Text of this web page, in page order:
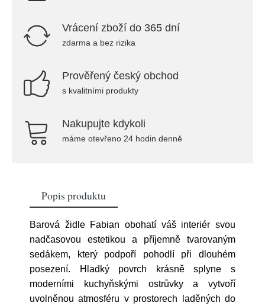
Vrácení zboží do 365 dní
zdarma a bez rizika
Prověřený český obchod
s kvalitními produkty
Nakupujte kdykoli
máme otevřeno 24 hodin denně
Popis produktu
Barová židle Fabian obohatí váš interiér svou
nadčasovou estetikou a příjemně tvarovaným
sedákem, který podpoří pohodlí při dlouhém
posezení. Hladký povrch krásně splyne s
moderními kuchyňskými ostrůvky a vytvoří
uvolněnou atmosféru v prostorech laděných do